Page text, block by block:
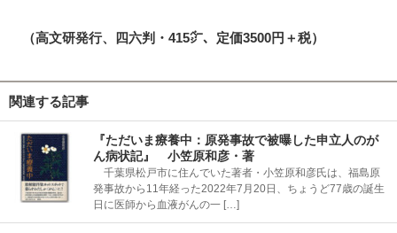
（高文研発行、四六判・415㌻、定価3500円＋税）
関連する記事
『ただいま療養中：原発事故で被曝した申立人のが
ん病状記』 小笠原和彦・著
千葉県松戸市に住んでいた著者・小笠原和彦氏は、福島原
発事故から11年経った2022年7月20日、ちょうど77歳の誕生
日に医師から血液がんの一 […]